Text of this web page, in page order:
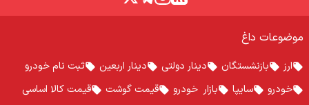
موضوعات داغ
ارز بازنشستگان دینار دولتی دینار اربعین
ثبت نام خودرو
خودرو
سایپا بازار خودرو قیمت گوشت قیمت کالا اساسی